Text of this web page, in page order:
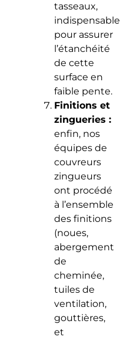
tasseaux,
indispensable
pour assurer
l’étanchéité
de cette
surface en
faible pente.
Finitions et
zingueries :
enfin, nos
équipes de
couvreurs
zingueurs
ont procédé
à l’ensemble
des finitions
(noues,
abergement
de
cheminée,
tuiles de
ventilation,
gouttières,
et